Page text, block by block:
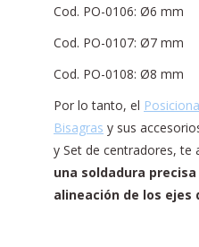
Cod. PO-0106: Ø6 mm
Cod. PO-0107: Ø7 mm
Cod. PO-0108: Ø8 mm
Por lo tanto, el
Bisagras y sus
y Set de centradores, te
una soldadura
alineación de los